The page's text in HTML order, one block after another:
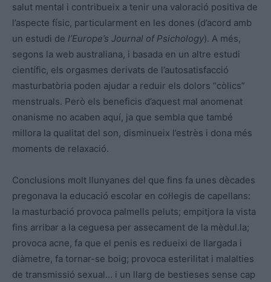
salut mental i contribueix a tenir una valoració positiva de
l’aspecte físic, particularment en les dones (d’acord amb
un estudi de l’Europe’s Journal of Psichology). A més,
segons la web australiana, i basada en un altre estudi
científic, els orgasmes derivats de l’autosatisfacció
masturbatòria poden ajudar a reduir els dolors “còlics”
menstruals. Però els beneficis d’aquest mal anomenat
onanisme no acaben aquí, ja que sembla que també
millora la qualitat del son, disminueix l’estrès i dona més
moments de relaxació.
Conclusions molt llunyanes del que fins fa unes dècades
pregonava la educació escolar en col·legis de capellans:
la masturbació provoca palmells peluts; empitjora la vista
fins arribar a la ceguesa per assecament de la mèdul.la;
provoca acne, fa que el penis es redueixi de llargada i
diàmetre, fa tornar-se boig; provoca esterilitat i malalties
de transmissió sexual… i un llarg de bestieses sense cap